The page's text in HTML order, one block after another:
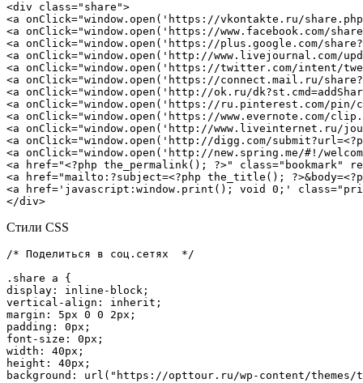
<div class="share">
<a onClick="window.open('https://vkontakte.ru/
<a onClick="window.open('https://www.facebook.com/
<a onClick="window.open('https://plus.google.com/
<a onClick="window.open('http://
<a onClick="window.open('https://twitter.com/intent/
<a onClick="window.open('https://connect.mail.ru/
<a onClick="window.open('http://ok.ru/
<a onClick="window.open('https://ru.pinterest.com/
<a onClick="window.open('https://www.evernote.com/
<a onClick="window.open('http://www.liveinternet.ru/
<a onClick="window.open('http://digg.com/
<a onClick="window.open('http://new.spring.me/#!/
<a href="<?php the_permalink(); ?>" class="bookmark"
<a href="mailto:?subject=<?php the_title();
<a href='javascript:window.print(); void 0;'
</div>
Стили CSS
/* Поделиться в соц.сетях  */
.share a {
display: inline-block;
vertical-align: inherit;
margin: 5px 0 0 2px;
padding: 0px;
font-size: 0px;
width: 40px;
height: 40px;
background: url("https://opttour.ru/wp-content/